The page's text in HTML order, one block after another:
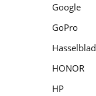
Google
GoPro
Hasselblad
HONOR
HP